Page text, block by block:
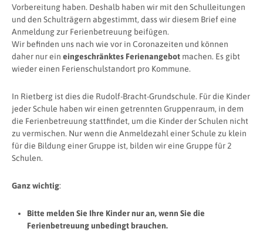
Vorbereitung haben. Deshalb haben wir mit den Schulleitungen
und den Schulträgern abgestimmt, dass wir diesem Brief eine
Anmeldung zur Ferienbetreuung beifügen.
Wir befinden uns nach wie vor in Coronazeiten und können
daher nur ein eingeschränktes Ferienangebot machen. Es gibt
wieder einen Ferienschulstandort pro Kommune.
In Rietberg ist dies die Rudolf-Bracht-Grundschule. Für die Kinder
jeder Schule haben wir einen getrennten Gruppenraum, in dem
die Ferienbetreuung stattfindet, um die Kinder der Schulen nicht
zu vermischen. Nur wenn die Anmeldezahl einer Schule zu klein
für die Bildung einer Gruppe ist, bilden wir eine Gruppe für 2
Schulen.
Ganz wichtig:
Bitte melden Sie Ihre Kinder nur an, wenn Sie die
Ferienbetreuung unbedingt brauchen.